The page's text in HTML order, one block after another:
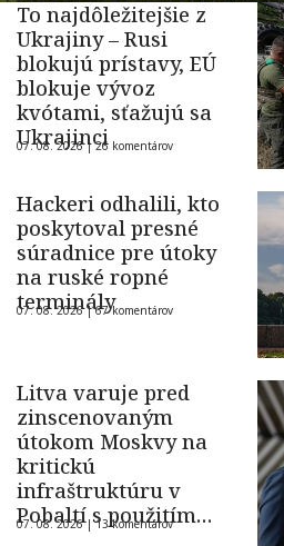
To najdôležitejšie z
Ukrajiny – Rusi
blokujú prístavy, EÚ
blokuje vývoz
kvótami, sťažujú sa
Ukrajinci
07. 08. 2026 |26 komentárov
Hackeri odhalili, kto
poskytoval presné
súradnice pre útoky
na ruské ropné
terminály
07. 08. 2026 |67 komentárov
Litva varuje pred
zinscenovaným
útokom Moskvy na
kritickú
infraštruktúru v
Pobaltí s použitím
ukrajinského dronu
07. 08. 2026 |13 komentárov